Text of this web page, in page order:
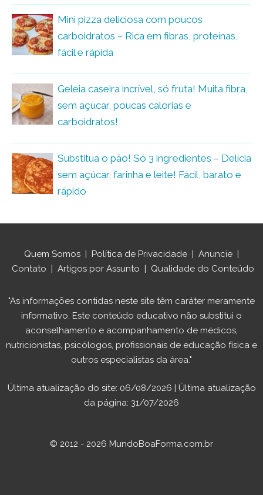
Mini pizza deliciosa com poucos
carboidratos – Rica em fibras, proteínas,
fácil e rápida
Geleia caseira incrível, só fruta! Muita fibra,
sem açúcar, poucas calorias e
carboidratos!
Substitua o pão! Só 3 ingredientes – Delícia
sem açúcar, farinha e leite! Fácil, barato e
rápido
Quem Somos | Política de Privacidade | Anuncie |
Contato | Artigos por Assunto | Qualidade do Conteúdo
"As informações contidas neste site têm caráter meramente
informativo. Este conteúdo educativo não substitui o
aconselhamento e acompanhamento de médicos,
nutricionistas, psicólogos, profissionais de educação física e
outros especialistas da área."
Última atualização do site: 06/08/2026 | Última atualização
da página: 31/07/2026
© 2012 - 2026 MundoBoaForma.com.br